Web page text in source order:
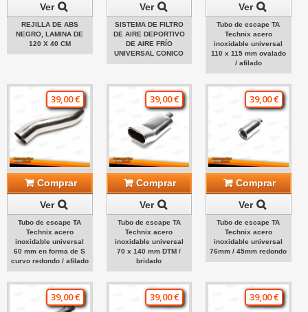
Ver
REJILLA DE ABS
NEGRO, LAMINA DE
120 X 40 CM
Ver
SISTEMA DE FILTRO
DE AIRE DEPORTIVO
DE AIRE FRÍO
UNIVERSAL CONICO
Ver
Tubo de escape TA
Technix acero
inoxidable universal
110 x 115 mm ovalado
/ afilado
39,00 €
Comprar
Ver
Tubo de escape TA
Technix acero
inoxidable universal
60 mm en forma de S
curvo redondo / afilado
39,00 €
Comprar
Ver
Tubo de escape TA
Technix acero
inoxidable universal
70 x 140 mm DTM /
bridado
39,00 €
Comprar
Ver
Tubo de escape TA
Technix acero
inoxidable universal
76mm / 45mm redondo
39,00 € 39,00 € 39,00 €